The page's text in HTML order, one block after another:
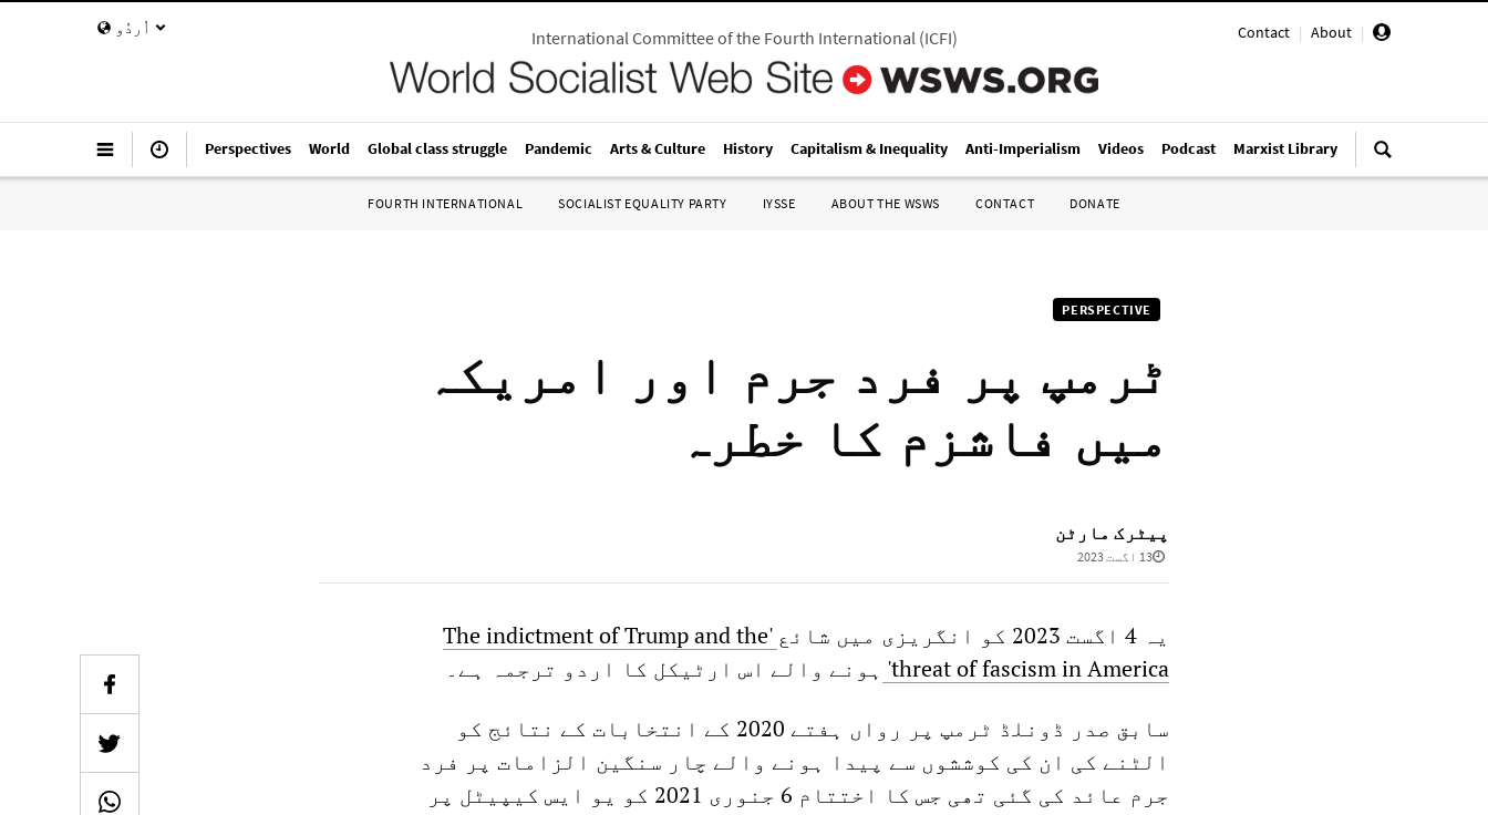
اُردُو Contact | About |
International Committee of the Fourth International(ICFI)
Perspectives World Global class struggle Pandemic Arts & Culture History Capitalism & Inequality Anti-Imperialism Videos Podcast Marxist Library
FOURTH INTERNATIONAL SOCIALIST EQUALITY PARTY IYSSE ABOUT THE WSWS CONTACT DONATE
PERSPECTIVE
ٹرمپ پر فرد جرم اور امریکہ
میں فاشزم کا خطرہ
پیٹرک مارٹن
13 اگست 2023
یہ 4 اگست 2023 کو انگریزی میں شائع
'The indictment of Trump and the
threat of fascism in America' ہونے والے اس ارٹیکل کا اردو ترجمہ ہے۔
سابق صدر ڈونلڈ ٹرمپ پر رواں ہفتے 2020 کے انتخابات کے نتائج کو
الٹنے کی ان کی کوششوں سے پیدا ہونے والے چار سنگین الزامات پر فرد
جرم عائد کی گئی تھی جس کا اختتام 6 جنوری 2021 کو یو ایس کیپیٹل پر